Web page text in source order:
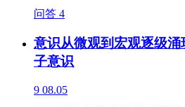
问答 4
意识从微观到宏观逐级
子意识
9 08.05